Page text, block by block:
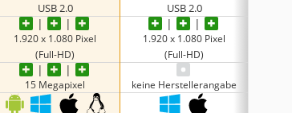
USB 2.0 USB 2.0
1.920 x 1.080 Pixel
(Full-HD)
1.920 x 1.080 Pixel
(Full-HD)
15 Megapixel keine Herstellerangabe